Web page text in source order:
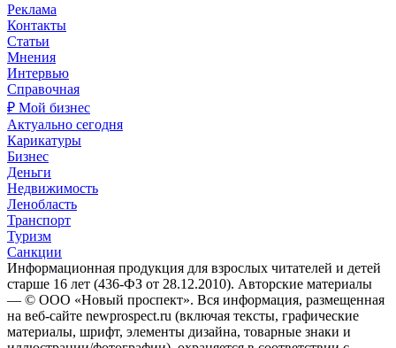
Реклама
Контакты
Статьи
Мнения
Интервью
Справочная
₽ Мой бизнес
Актуально сегодня
Карикатуры
Бизнес
Деньги
Недвижимость
Ленобласть
Транспорт
Туризм
Санкции
Информационная продукция для взрослых читателей и детей
старше 16 лет (436-ФЗ от 28.12.2010). Авторские материалы
— © ООО «Новый проспект». Вся информация, размещенная
на веб-сайте newprospect.ru (включая тексты, графические
материалы, шрифт, элементы дизайна, товарные знаки и